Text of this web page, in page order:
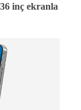
inç ekranla